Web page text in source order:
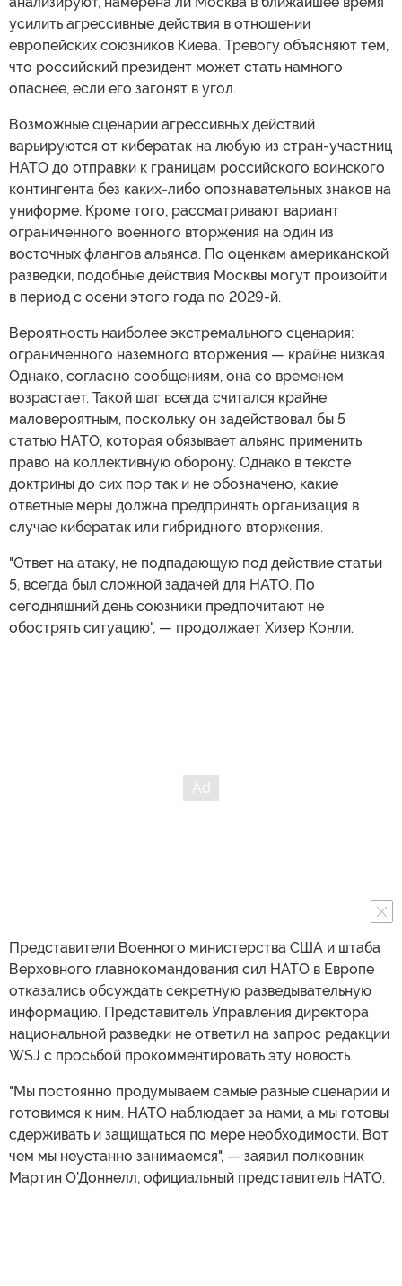
усилить агрессивные действия в отношении
европейских союзников Киева. Тревогу объясняют тем,
что российский президент может стать намного
опаснее, если его загонят в угол.
Возможные сценарии агрессивных действий
варьируются от кибератак на любую из стран-участниц
НАТО до отправки к границам российского воинского
контингента без каких-либо опознавательных знаков на
униформе. Кроме того, рассматривают вариант
ограниченного военного вторжения на один из
восточных флангов альянса. По оценкам американской
разведки, подобные действия Москвы могут произойти
в период с осени этого года по 2029-й.
Вероятность наиболее экстремального сценария:
ограниченного наземного вторжения — крайне низкая.
Однако, согласно сообщениям, она со временем
возрастает. Такой шаг всегда считался крайне
маловероятным, поскольку он задействовал бы 5
статью НАТО, которая обязывает альянс применить
право на коллективную оборону. Однако в тексте
доктрины до сих пор так и не обозначено, какие
ответные меры должна предпринять организация в
случае кибератак или гибридного вторжения.
"Ответ на атаку, не подпадающую под действие статьи
5, всегда был сложной задачей для НАТО. По
сегодняшний день союзники предпочитают не
обострять ситуацию", — продолжает Хизер Конли.
Представители Военного министерства США и штаба
Верховного главнокомандования сил НАТО в Европе
отказались обсуждать секретную разведывательную
информацию. Представитель Управления директора
национальной разведки не ответил на запрос редакции
WSJ с просьбой прокомментировать эту новость.
"Мы постоянно продумываем самые разные сценарии и
готовимся к ним. НАТО наблюдает за нами, а мы готовы
сдерживать и защищаться по мере необходимости. Вот
чем мы неустанно занимаемся", — заявил полковник
Мартин О’Доннелл, официальный представитель НАТО.